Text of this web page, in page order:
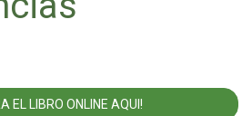
EL LIBRO ONLINE AQUI!